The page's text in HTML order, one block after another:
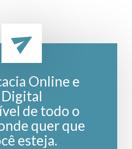
Online e
Digital
de todo o
quer que
esteja.